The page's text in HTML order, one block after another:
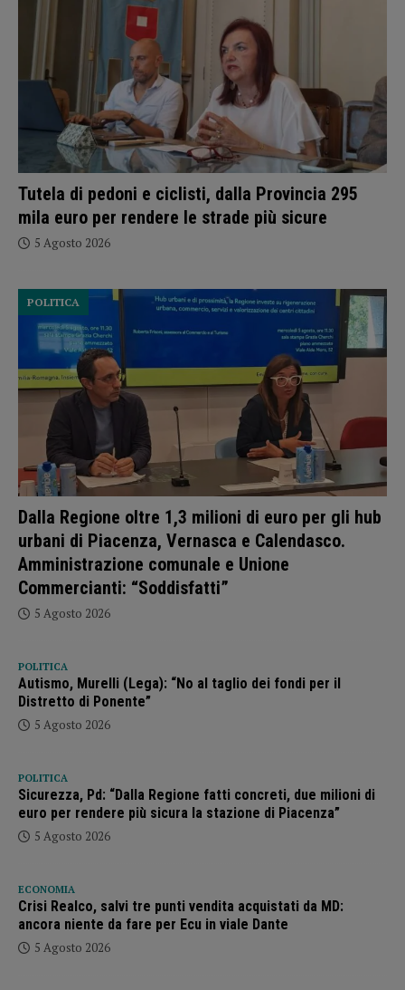
Tutela di pedoni e ciclisti, dalla Provincia 295
mila euro per rendere le strade più sicure
5 Agosto 2026
Dalla Regione oltre 1,3 milioni di euro per gli hub
urbani di Piacenza, Vernasca e Calendasco.
Amministrazione comunale e Unione
Commercianti: “Soddisfatti”
POLITICA
5 Agosto 2026
POLITICA
Autismo, Murelli (Lega): “No al taglio dei fondi per il
Distretto di Ponente”
5 Agosto 2026
POLITICA
Sicurezza, Pd: “Dalla Regione fatti concreti, due milioni di
euro per rendere più sicura la stazione di Piacenza”
5 Agosto 2026
ECONOMIA
Crisi Realco, salvi tre punti vendita acquistati da MD:
ancora niente da fare per Ecu in viale Dante
5 Agosto 2026